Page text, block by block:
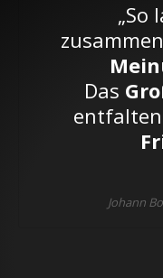
„So
Das
Johann